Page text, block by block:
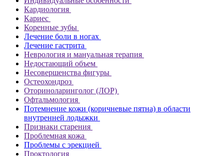
Кардиология
Кариес
Коренные зубы
Лечение боли в ногах
Лечение гастрита
Неврология и мануальная терапия
Недостающий объем
Несовершенства фигуры
Остеохондроз
Оториноларинголог (ЛОР)
Офтальмология
Потемнение кожи (коричневые пятна) в области
внутренней лодыжки
Признаки старения
Проблемная кожа
Проблемы с эрекцией
Проктология